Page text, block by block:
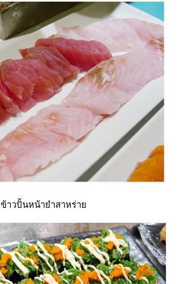
ข้าวปั้นหน้ายำสาหร่า